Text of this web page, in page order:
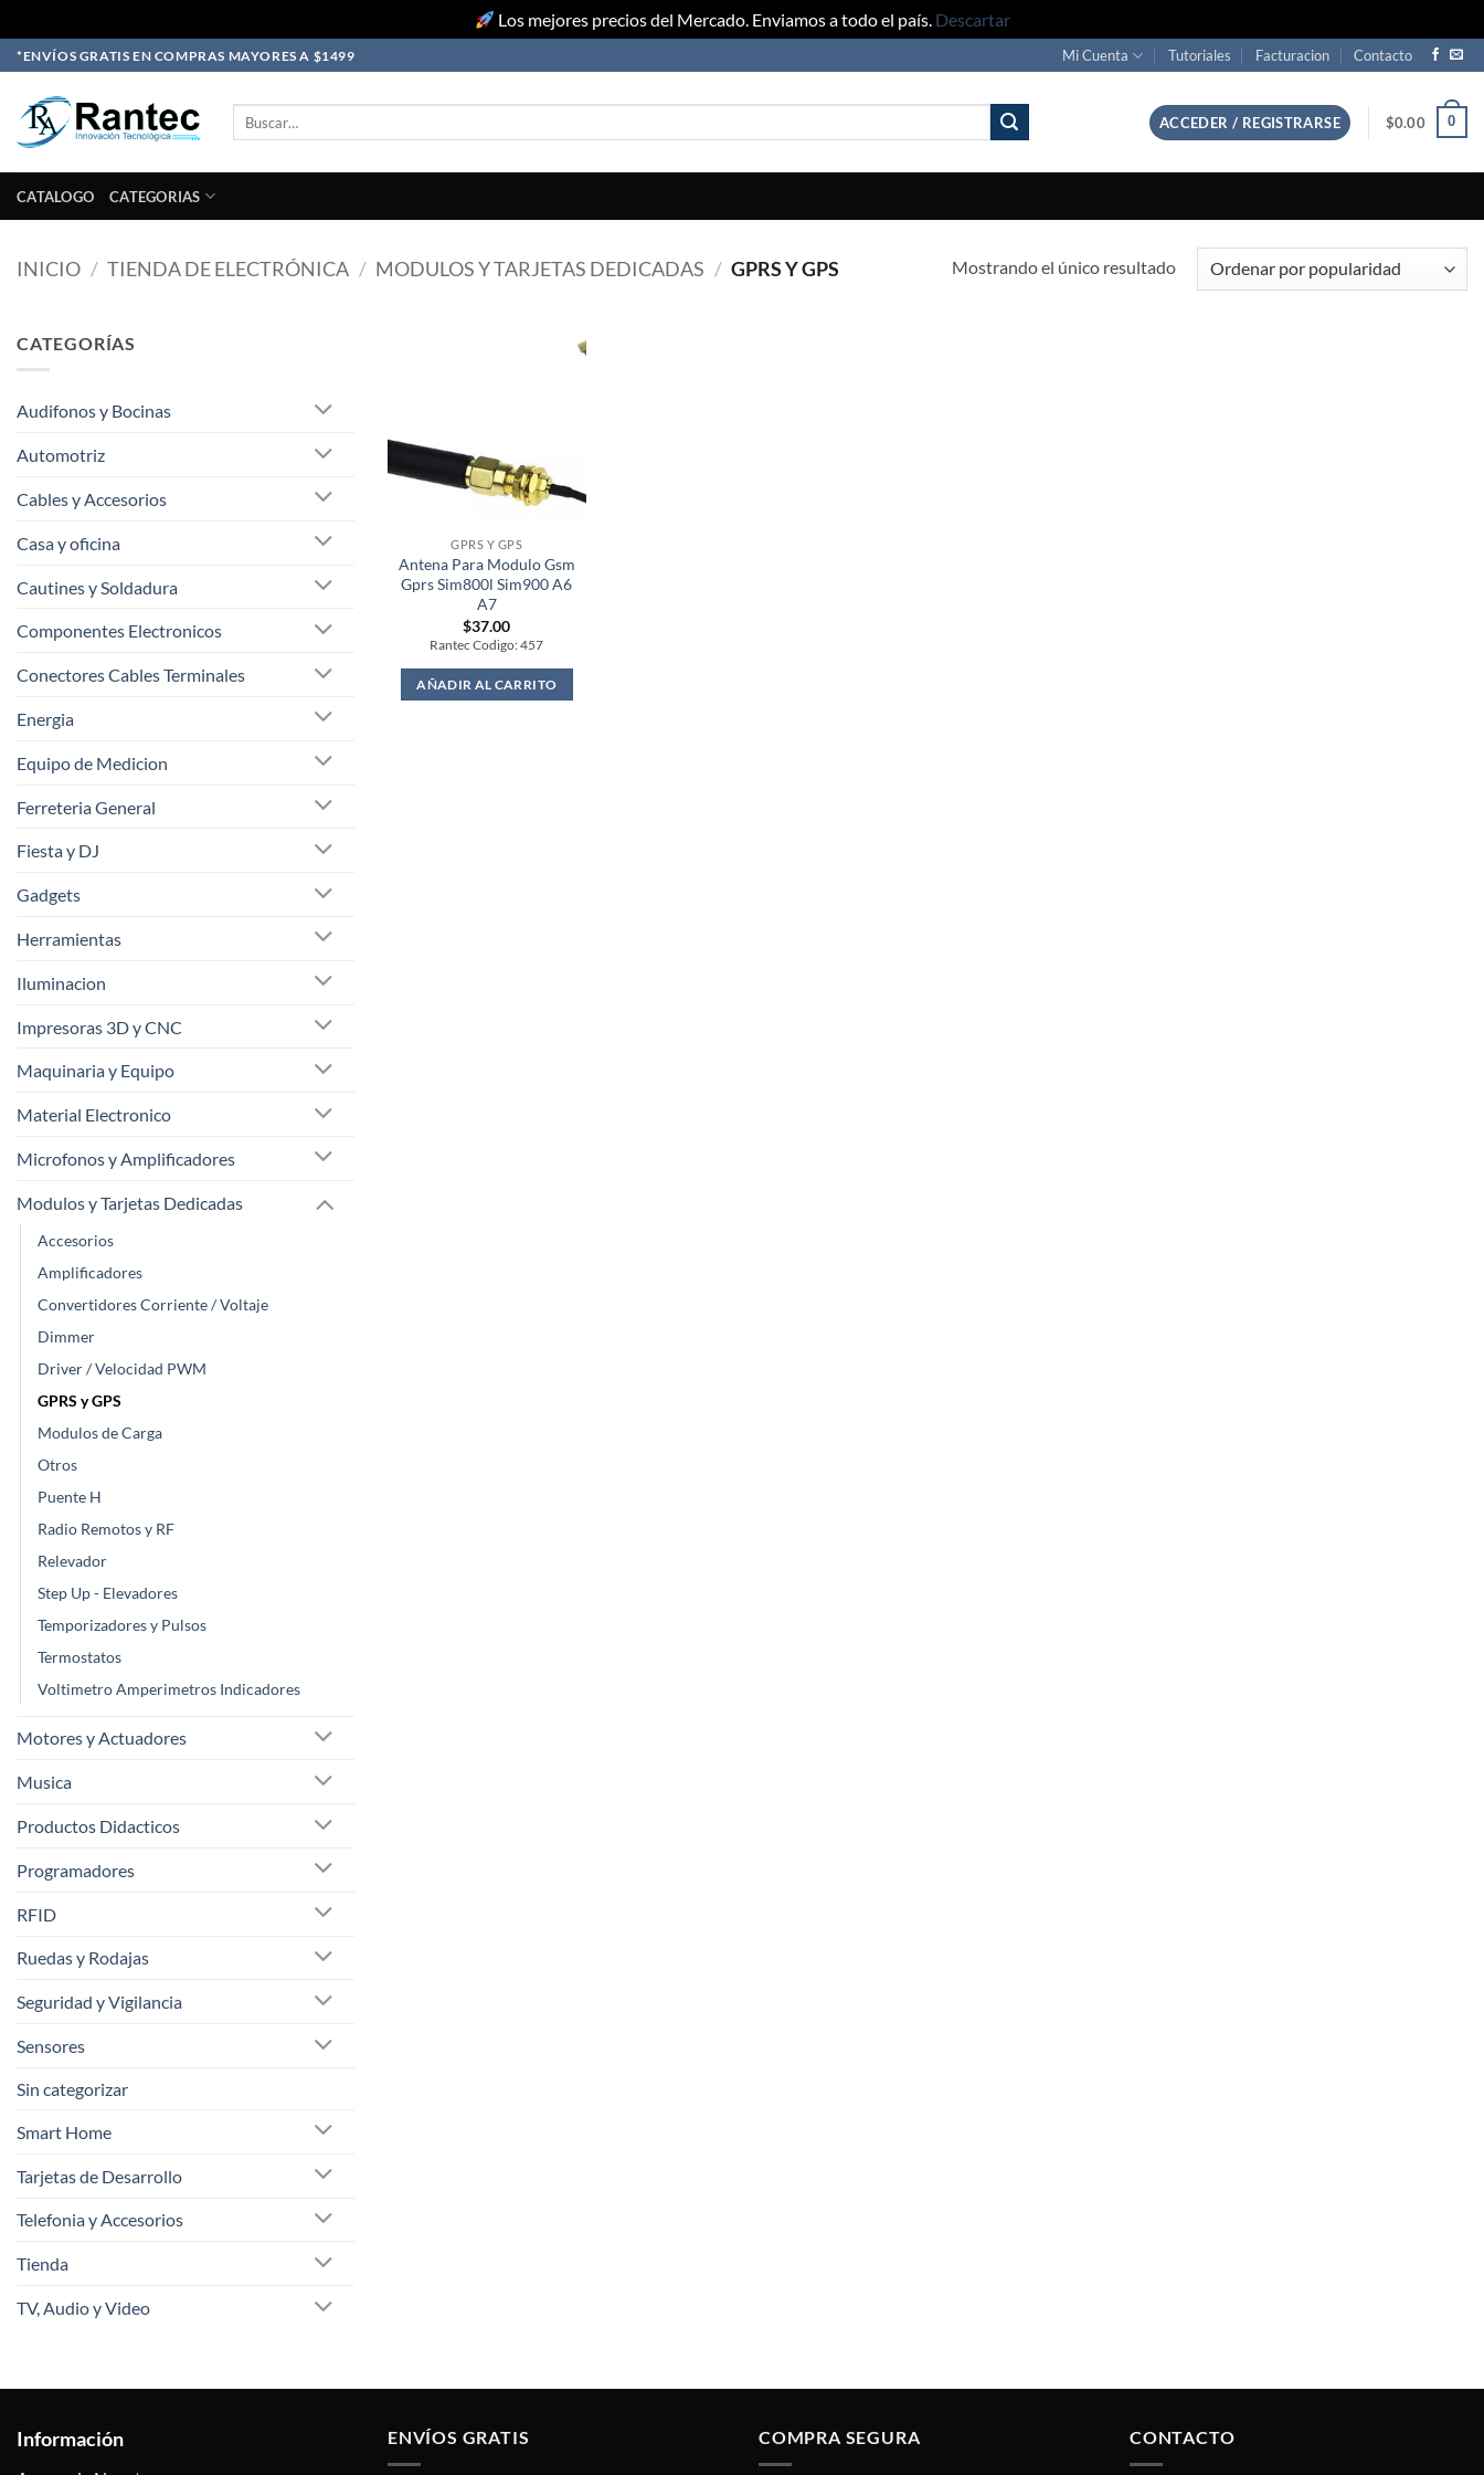
Los mejores precios del Mercado. Enviamos a todo el país. Descartar
Skip
to
content
*ENVÍOS GRATIS EN COMPRAS MAYORES A $1499 Mi Cuenta Tutoriales Facturacion Contacto
ACCEDER / REGISTRARSE $0.00 0
CATALOGO CATEGORIAS
INICIO / TIENDA DE ELECTRÓNICA / MODULOS Y TARJETAS DEDICADAS / GPRS Y GPS Mostrando el único resultado
CATEGORÍAS
Audifonos y Bocinas
Automotriz
Cables y Accesorios
Casa y oficina
Cautines y Soldadura
Componentes Electronicos
Conectores Cables Terminales
Energia
Equipo de Medicion
Ferreteria General
Fiesta y DJ
Gadgets
Herramientas
Iluminacion
Impresoras 3D y CNC
Maquinaria y Equipo
Material Electronico
Microfonos y Amplificadores
Modulos y Tarjetas Dedicadas
Accesorios
Amplificadores
Convertidores Corriente / Voltaje
Dimmer
Driver / Velocidad PWM
GPRS y GPS
Modulos de Carga
Otros
Puente H
Radio Remotos y RF
Relevador
Step Up - Elevadores
Temporizadores y Pulsos
Termostatos
Voltimetro Amperimetros Indicadores
Motores y Actuadores
Musica
Productos Didacticos
Programadores
RFID
Ruedas y Rodajas
Seguridad y Vigilancia
Sensores
Sin categorizar
Smart Home
Tarjetas de Desarrollo
Telefonia y Accesorios
Tienda
TV, Audio y Video
GPRS Y GPS
Antena Para Modulo Gsm
Gprs Sim800l Sim900 A6
A7
$37.00
Rantec Codigo: 457
AÑADIR AL CARRITO
Información ENVÍOS GRATIS COMPRA SEGURA CONTACTO